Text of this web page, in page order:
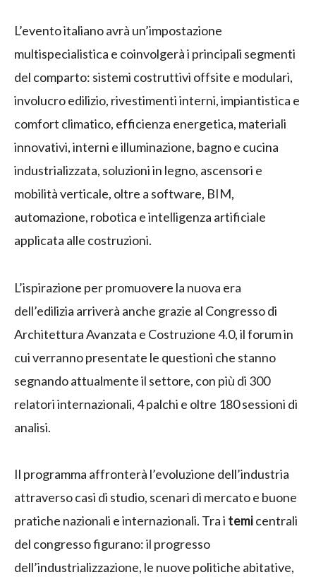
L’evento italiano avrà un’impostazione
multispecialistica e coinvolgerà i principali segmenti
del comparto: sistemi costruttivi offsite e modulari,
involucro edilizio, rivestimenti interni, impiantistica e
comfort climatico, efficienza energetica, materiali
innovativi, interni e illuminazione, bagno e cucina
industrializzata, soluzioni in legno, ascensori e
mobilità verticale, oltre a software, BIM,
automazione, robotica e intelligenza artificiale
applicata alle costruzioni.
L’ispirazione per promuovere la nuova era
dell’edilizia arriverà anche grazie al Congresso di
Architettura Avanzata e Costruzione 4.0, il forum in
cui verranno presentate le questioni che stanno
segnando attualmente il settore, con più di 300
relatori internazionali, 4 palchi e oltre 180 sessioni di
analisi.
Il programma affronterà l’evoluzione dell’industria
attraverso casi di studio, scenari di mercato e buone
pratiche nazionali e internazionali. Tra i temicentrali
del congresso figurano: il progresso
dell’industrializzazione, le nuove politiche abitative,